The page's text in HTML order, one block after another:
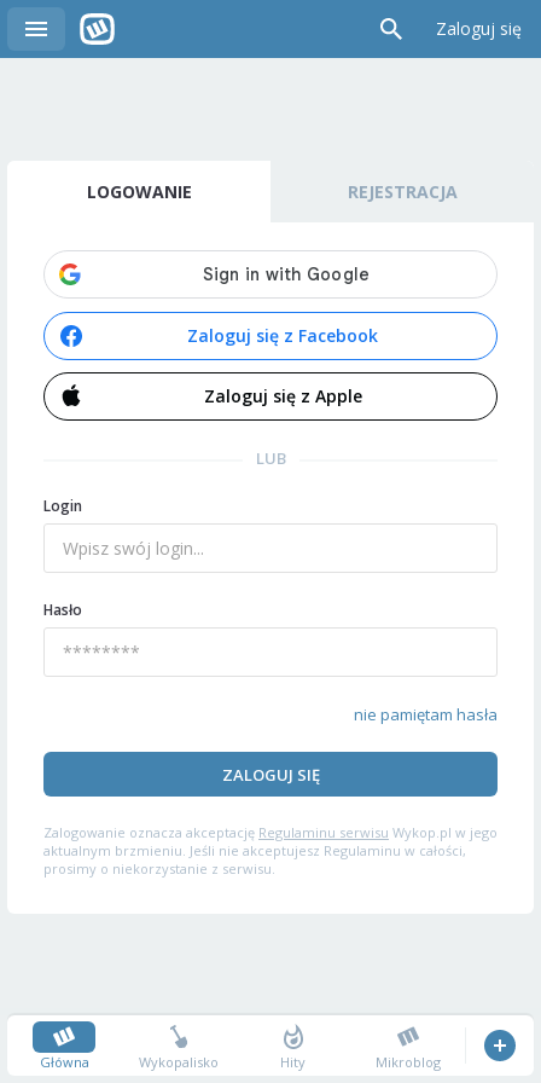
Zaloguj się
LOGOWANIE REJESTRACJA
Zaloguj się z Facebook
Zaloguj się z Apple
LUB
Login
Hasło
nie pamiętam hasła
ZALOGUJ SIĘ
Zalogowanie oznacza akceptację Regulaminu serwisu Wykop.pl w jego
aktualnym brzmieniu. Jeśli nie akceptujesz Regulaminu w całości,
prosimy o niekorzystanie z serwisu.
Główna Wykopalisko Hity Mikroblog